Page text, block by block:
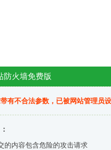
防火墙免费版
有不合法参数，已被网站管理员
的内容包含危险的攻击请求